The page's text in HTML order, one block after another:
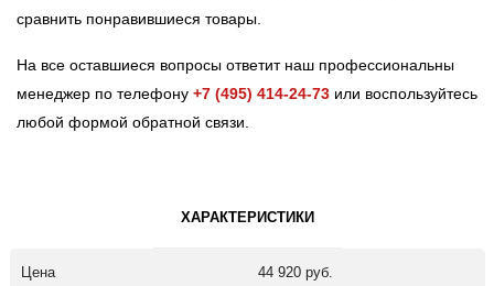
сравнить понравившиеся товары.
На все оставшиеся вопросы ответит наш профессиональны
менеджер по телефону +7 (495) 414-24-73 или воспользуйтесь
любой формой обратной связи.
ХАРАКТЕРИСТИКИ
Цена 44 920 руб.